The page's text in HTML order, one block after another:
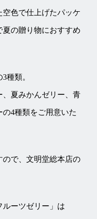
色で仕上げたパッケ
の贈り物におすすめ
種類。
、夏みかんゼリー、青
4種類をご用意いた
で、文明堂総本店の
ーツゼリー」は